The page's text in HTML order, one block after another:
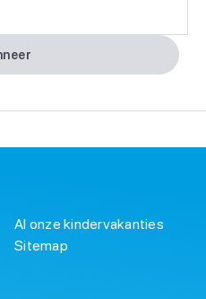
Al onze kindervakanties
Sitemap